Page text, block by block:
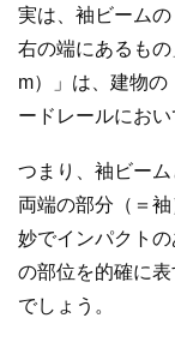
実は、袖ビーム
右の端にあるも
m）」は、建物
ードレールにお
つまり、袖ビー
両端の部分（＝
妙でインパクト
の部位を的確に
でしょう。